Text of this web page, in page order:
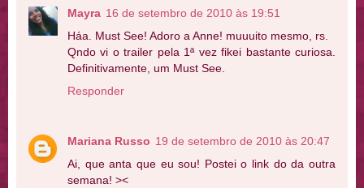
Mayra 16 de setembro de 2010 às 19:51
Háa. Must See! Adoro a Anne! muuuito mesmo, rs.
Qndo vi o trailer pela 1ª vez fikei bastante curiosa.
Definitivamente, um Must See.
Responder
Mariana Russo 19 de setembro de 2010 às 20:47
Ai, que anta que eu sou! Postei o link do da outra
semana! ><